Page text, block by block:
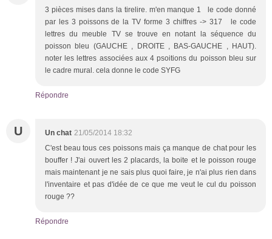
3 pièces mises dans la tirelire. m'en manque 1 le code donné
par les 3 poissons de la TV forme 3 chiffres -> 317 le code
lettres du meuble TV se trouve en notant la séquence du
poisson bleu (GAUCHE , DROITE , BAS-GAUCHE , HAUT).
noter les lettres associées aux 4 psoitions du poisson bleu sur
le cadre mural. cela donne le code SYFG
Répondre
U Un chat 21/05/2014 18:32
C'est beau tous ces poissons mais ça manque de chat pour les
bouffer ! J'ai ouvert les 2 placards, la boite et le poisson rouge
mais maintenant je ne sais plus quoi faire, je n'ai plus rien dans
l'inventaire et pas d'idée de ce que me veut le cul du poisson
rouge ??
Répondre